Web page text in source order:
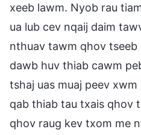
xeeb lawm. Nyob rau
ua lub cev nqaij daim
nthuav tawm qhov
dawb huv thiab cawm
tshaj uas muaj peev
qab thiab tau txais qhov
qhov raug kev txom me